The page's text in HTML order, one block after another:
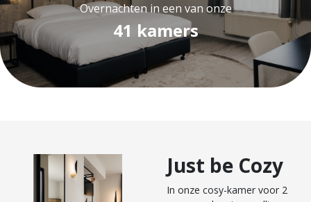
Overnachten in een van onze
41 kamers
Just be Cozy
In onze cosy-kamer voor 2